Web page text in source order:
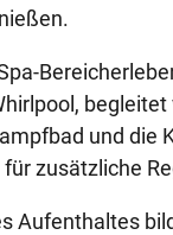
Bereich
und die
zusätzliche
Aufenthaltes